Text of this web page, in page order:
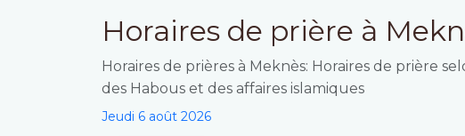
Horaires de prière à
Horaires de prières à Meknès: Horaires de prière
des Habous et des affaires islamiques
Jeudi 6 août 2026